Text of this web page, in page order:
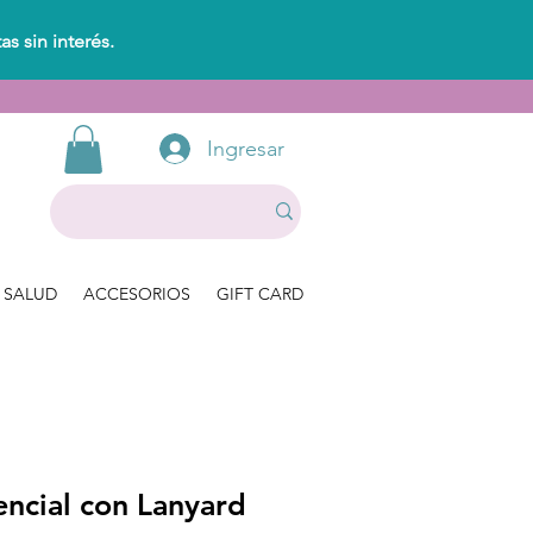
sin interés.
Ingresar
SALUD ACCESORIOS GIFT CARD
con Lanyard